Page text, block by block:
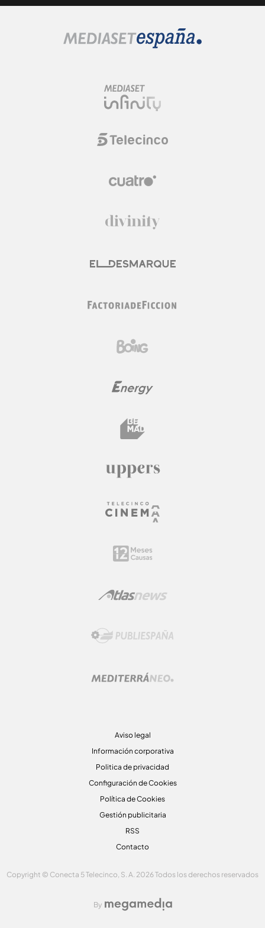
Aviso legal
Información corporativa
Politica de privacidad
Configuración de Cookies
Política de Cookies
Gestión publicitaria
RSS
Contacto
Copyright © Conecta 5 Telecinco, S. A. 2026 Todos los derechos reservados
By